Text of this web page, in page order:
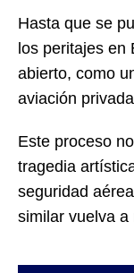
Hasta que se
los peritajes en
abierto, como
aviación
Este proceso
tragedia
seguridad
similar vuelva a